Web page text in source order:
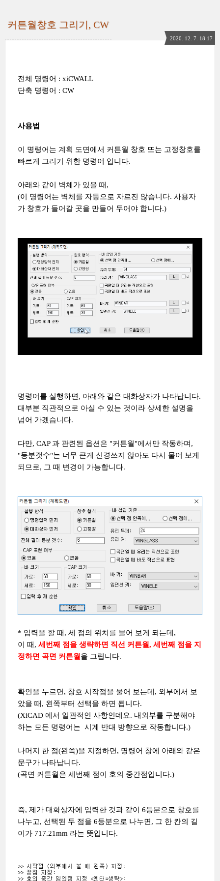
커튼월창호 그리기, CW
2020. 12. 7. 18:17
전체 명령어 : xiCWALL
단축 명령어 : CW
사용법
이 명령어는 계획 도면에서 커튼월 창호 또는 고정창호를
빠르게 그리기 위한 명령어 입니다.
아래와 같이 벽체가 있을 때,
(이 명령어는 벽체를 자동으로 자르진 않습니다. 사용자
가 창호가 들어갈 곳을 만들어 두어야 합니다.)
명령어를 실행하면, 아래와 같은 대화상자가 나타납니다.
대부분 직관적으로 아실 수 있는 것이라 상세한 설명을
넘어 가겠습니다.
다만, CAP 과 관련된 옵션은 "커튼월"에서만 작동하며,
"등분갯수"는 너무 큰게 신경쓰지 않아도 다시 물어 보게
되므로, 그 때 변경이 가능합니다.
* 입력을 할 때, 세 점의 위치를 물어 보게 되는데,
이 때, 세번째 점을 생략하면 직선 커튼월, 세번째 점을 지
정하면 곡면 커튼월 을 그립니다.
확인을 누르면, 창호 시작점을 물어 보는데, 외부에서 보
았을 때, 왼쪽부터 선택을 하면 됩니다.
(XiCAD 에서 일관적인 사항인데요. 내외부를 구분해야
하는 모든 명령어는 시계 반대 방향으로 작동합니다.)
나머지 한 점(왼쪽)을 지정하면, 명령어 창에 아래와 같은
문구가 나타납니다.
(곡면 커튼월은 세번째 점이 호의 중간점입니다.)
즉, 제가 대화상자에 입력한 것과 같이 6등분으로 창호를
나누고, 선택된 두 점을 6등분으로 나누면, 그 한 칸의 길
이가 717.21mm 라는 뜻입니다.